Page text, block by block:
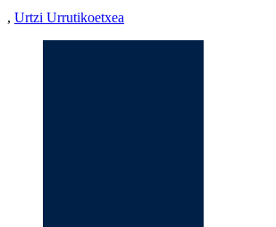
, Urtzi Urrutikoetxea